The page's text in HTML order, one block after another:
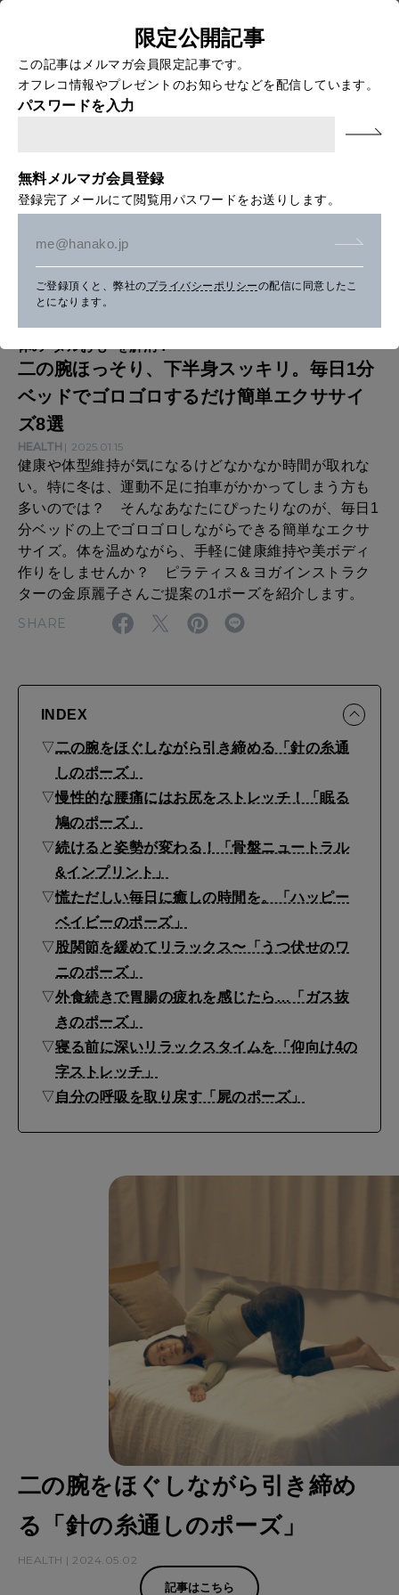
の
腕
そ
り
身
ス
ッ
キ
リ
。
毎
日
分
ベ
ド
サ
> HEALTH
> 二の腕ほっそり、下半身スッキリ。毎日1分ベッ
ドでゴロゴロするだけ簡単エクササイズ8選
体の“ダルおも”を解消！
二の腕ほっそり、下半身スッキリ。毎日1分
ベッドでゴロゴロするだけ簡単エクササイ
ズ8選
HEALTH 2025.01.15
健康や体型維持が気になるけどなかなか時間が取れな
い。特に冬は、運動不足に拍車がかかってしまう方も
多いのでは？ そんなあなたにぴったりなのが、毎日1
分ベッドの上でゴロゴロしながらできる簡単なエクサ
サイズ。体を温めながら、手軽に健康維持や美ボディ
作りをしませんか？ ピラティス＆ヨガインストラク
ターの金原麗子さんご提案の1ポーズを紹介します。
SHARE
INDEX
▽二の腕をほぐしながら引き締める「針の糸通
しのポーズ」
▽慢性的な腰痛にはお尻をストレッチ！「眠る
鳩のポーズ」
▽続けると姿勢が変わる！「骨盤ニュートラル
&インプリント」
▽慌ただしい毎日に癒しの時間を。「ハッピー
ベイビーのポーズ」
▽ 股関節を緩めてリラックス〜「うつ伏せのワ
ニのポーズ」
▽外食続きで胃腸の疲れを感じたら…「ガス抜
きのポーズ」
▽寝る前に深いリラックスタイムを「仰向け4の
字ストレッチ」
▽ 自分の呼吸を取り戻す「屍のポーズ」
二の腕をほぐしながら引き締め
る「針の糸通しのポーズ」
HEALTH | 2024.05.02
記事はこちら
限定公開記事
この記事はメルマガ会員限定記事です。
オフレコ情報やプレゼントのお知らせなどを配信しています。
パスワードを入力
無料メルマガ会員登録
登録完了メールにて閲覧用パスワードをお送りします。
ご登録頂くと、弊社のプライバシーポリシーの配信に同意したこ
とになります。